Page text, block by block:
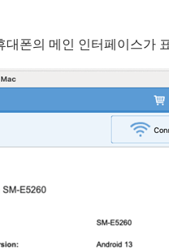
폰의 메인 인터페이스가